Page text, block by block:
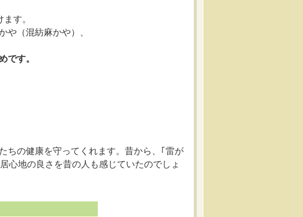
す。
（混紡麻かや）、
です。
ちの健康を守ってくれます。昔から、｢雷が
心地の良さを昔の人も感じていたのでしょ